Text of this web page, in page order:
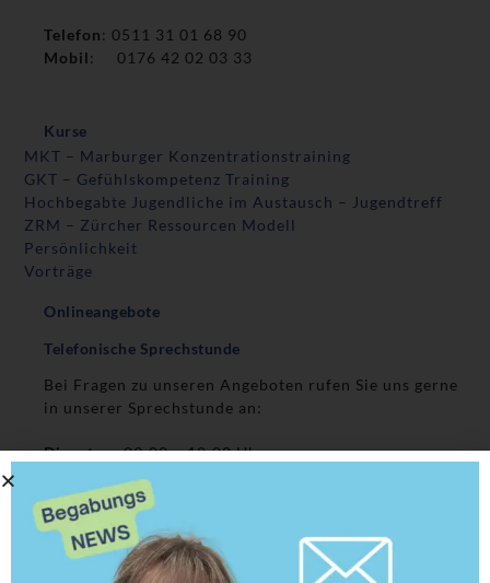
Telefon: 0511 31 01 68 90
Mobil: 0176 42 02 03 33
Kurse
MKT – Marburger Konzentrationstraining
GKT – Gefühlskompetenz Training
Hochbegabte Jugendliche im Austausch – Jugendtreff
ZRM – Zürcher Ressourcen Modell
Persönlichkeit
Vorträge
Onlineangebote
Telefonische Sprechstunde
Bei Fragen zu unseren Angeboten rufen Sie uns gerne
in unserer Sprechstunde an:
Dienstags09:00 – 12:00 Uhr
Telefon: 0511 31 01 68 90
Mobil : 0176 42 02 03 33